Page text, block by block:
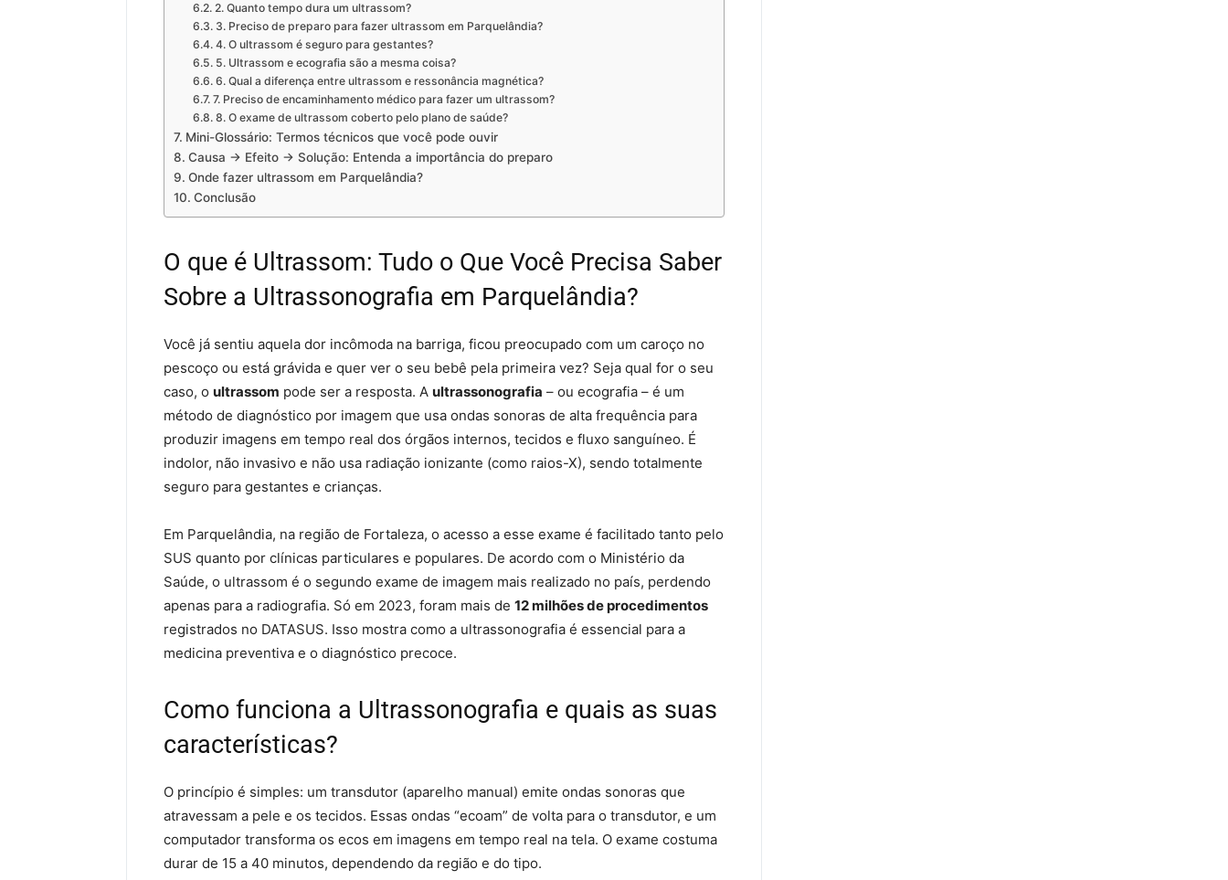
2. Quanto tempo dura um ultrassom?
3. Preciso de preparo para fazer ultrassom em Parquelândia?
4. O ultrassom é seguro para gestantes?
5. Ultrassom e ecografia são a mesma coisa?
6. Qual a diferença entre ultrassom e ressonância magnética?
7. Preciso de encaminhamento médico para fazer um ultrassom?
8. O exame de ultrassom coberto pelo plano de saúde?
Mini-Glossário: Termos técnicos que você pode ouvir
Causa → Efeito → Solução: Entenda a importância do preparo
Onde fazer ultrassom em Parquelândia?
Conclusão
O que é Ultrassom: Tudo o Que Você Precisa Saber
Sobre a Ultrassonografia em Parquelândia?
Você já sentiu aquela dor incômoda na barriga, ficou preocupado com um caroço no
pescoço ou está grávida e quer ver o seu bebê pela primeira vez? Seja qual for o seu
caso, o ultrassom pode ser a resposta. A ultrassonografia – ou ecografia – é um
método de diagnóstico por imagem que usa ondas sonoras de alta frequência para
produzir imagens em tempo real dos órgãos internos, tecidos e fluxo sanguíneo. É
indolor, não invasivo e não usa radiação ionizante (como raios-X), sendo totalmente
seguro para gestantes e crianças.
Em Parquelândia, na região de Fortaleza, o acesso a esse exame é facilitado tanto pelo
SUS quanto por clínicas particulares e populares. De acordo com o Ministério da
Saúde, o ultrassom é o segundo exame de imagem mais realizado no país, perdendo
apenas para a radiografia. Só em 2023, foram mais de 12 milhões de procedimentos
registrados no DATASUS. Isso mostra como a ultrassonografia é essencial para a
medicina preventiva e o diagnóstico precoce.
Como funciona a Ultrassonografia e quais as suas
características?
O princípio é simples: um transdutor (aparelho manual) emite ondas sonoras que
atravessam a pele e os tecidos. Essas ondas “ecoam” de volta para o transdutor, e um
computador transforma os ecos em imagens em tempo real na tela. O exame costuma
durar de 15 a 40 minutos, dependendo da região e do tipo.